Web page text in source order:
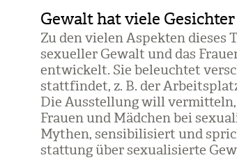
Gewalt hat viele Gesichter
Zu den vie­len Aspek­ten die­ses
sexu­el­ler Gewalt und das
ent­wi­ckelt. Sie beleuch­tet
statt­fin­det, z. B. der
Die Aus­stel­lung will
Frauen und Mäd­chen bei
Mythen, sen­si­bi­li­siert und
stat­tung über sexua­li­sierte